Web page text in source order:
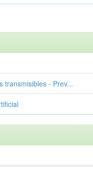
transmisibles - Prev...